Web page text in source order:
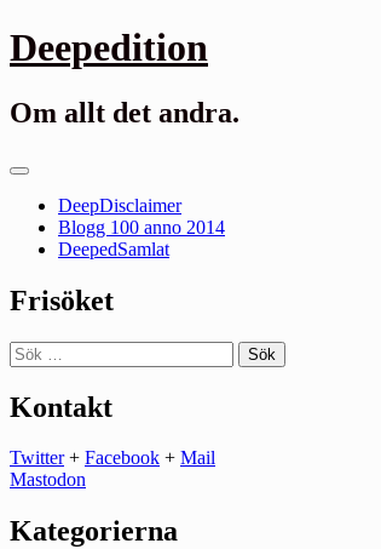
Gå
till
Deepedition
Om allt det andra.
Primär
DeepDisclaimer
Blogg 100 anno 2014
DeepedSamlat
Frisöket
Sök
efter:
Kontakt
Twitter+ Facebook + Mail
Mastodon
Kategorierna